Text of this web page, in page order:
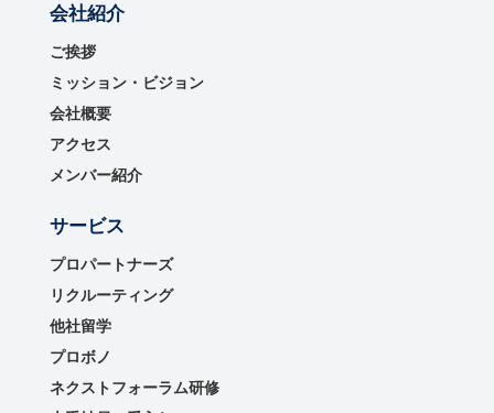
会社紹介
ご挨拶
ミッション・ビジョン
会社概要
アクセス
メンバー紹介
サービス
プロパートナーズ
リクルーティング
他社留学
プロボノ
ネクストフォーラム研修